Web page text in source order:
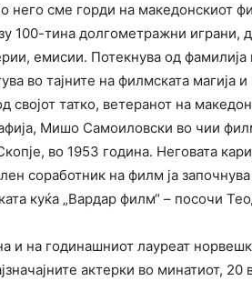
него сме горди на македонскиот
100-тина долгометражни играни,
емисии. Потекнува од
во тајните на филмската магија
својот татко, ветеранот на
Мишо Самоиловски во чии
во 1953 година. Неговата
соработник на филм ја
куќа „Вардар филм“ – посочи
и на годинашниот лауреат
актерки во минатиот,